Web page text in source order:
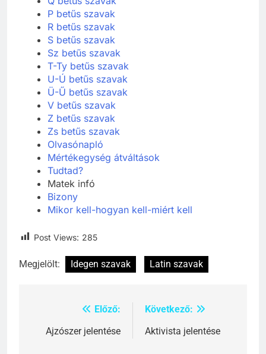
P betűs szavak
R betűs szavak
S betűs szavak
Sz betűs szavak
T-Ty betűs szavak
U-Ú betűs szavak
Ü-Ű betűs szavak
V betűs szavak
Z betűs szavak
Zs betűs szavak
Olvasónapló
Mértékegység átváltások
Tudtad?
Matek infó
Bizony
Mikor kell-hogyan kell-miért kell
Post Views: 285
Megjelölt: Idegen szavak Latin szavak
Bejegyzés
navigáció
Előző:
Ajzószer jelentése
Következő:
Aktivista jelentése